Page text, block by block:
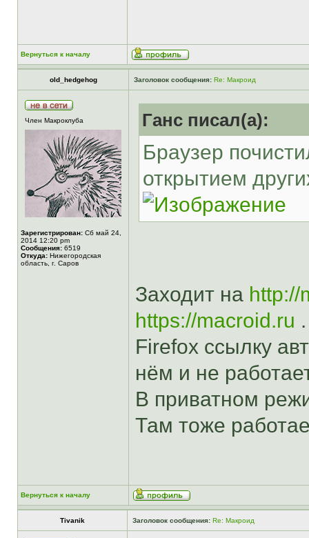
Вернуться к началу
old_hedgehog Заголовок сообщения: Re: Макроид
Член Макроклуба
Зарегистрирован: Сб май 24,
2014 12:20 pm
Сообщения: 6519
Откуда: Нижегородская
область, г. Саров
Ганс писал(а):
Браузер
открытием
Заходит на http://
https://macroid.ru .
Firefox ссылку
нём и не
В приватном
Там тоже
Вернуться к началу
Tivanik Заголовок сообщения: Re: Макроид